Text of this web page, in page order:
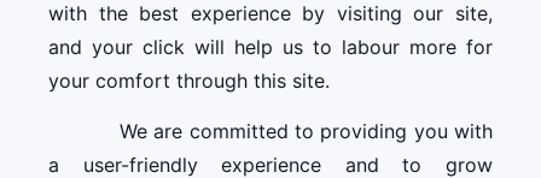
with the best experience by visiting our site,
and your click will help us to labour more for
your comfort through this site.
We are committed to providing you with
a user-friendly experience and to grow